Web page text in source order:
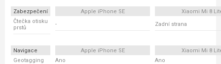
Zabezpečení Apple iPhone SE
Xiaomi Mi 8
Čtečka otisku
prstů
- Zadní strana
Navigace Apple iPhone SE
Xiaomi Mi 8
Geotagging
Ano Ano